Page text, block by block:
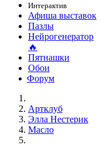
Интерактив
Афиша выставок
Пазлы
Нейрогенератор
🔥
Пятнашки
Обои
Форум
Артклуб
Элла Нестерик
Масло